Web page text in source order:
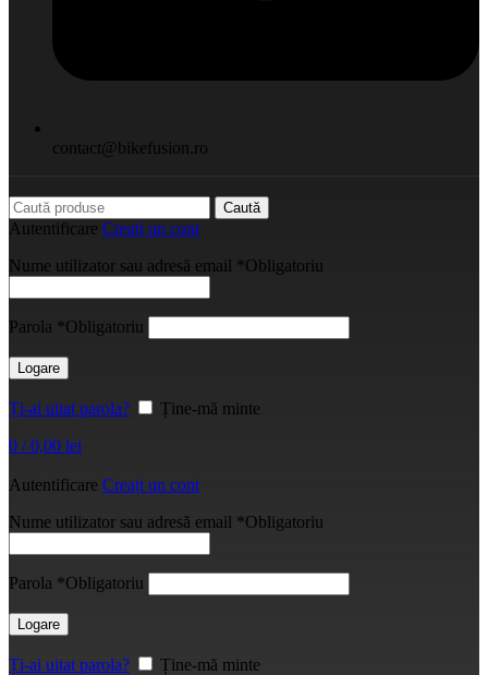
contact@bikefusion.ro
Caută
Autentificare Creați un cont
Nume utilizator sau adresă email *Obligatoriu
Parola *Obligatoriu
Logare
Ți-ai uitat parola?
Ține-mă minte
0 / 0,00 lei
Autentificare Creați un cont
Nume utilizator sau adresă email *Obligatoriu
Parola *Obligatoriu
Logare
Ți-ai uitat parola?
Ține-mă minte